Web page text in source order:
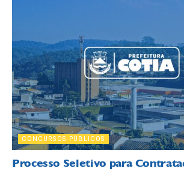
CONCURSOS PÚBLICOS
Processo Seletivo para